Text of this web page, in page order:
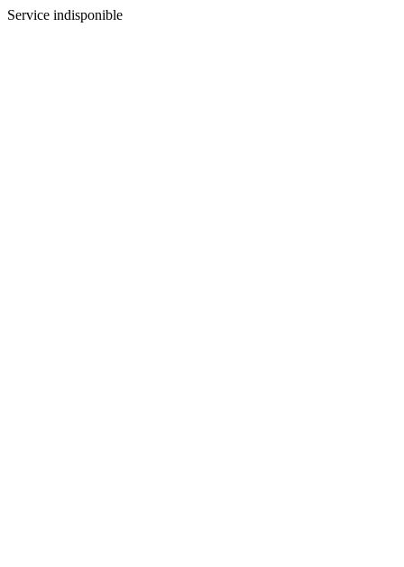
Service indisponible